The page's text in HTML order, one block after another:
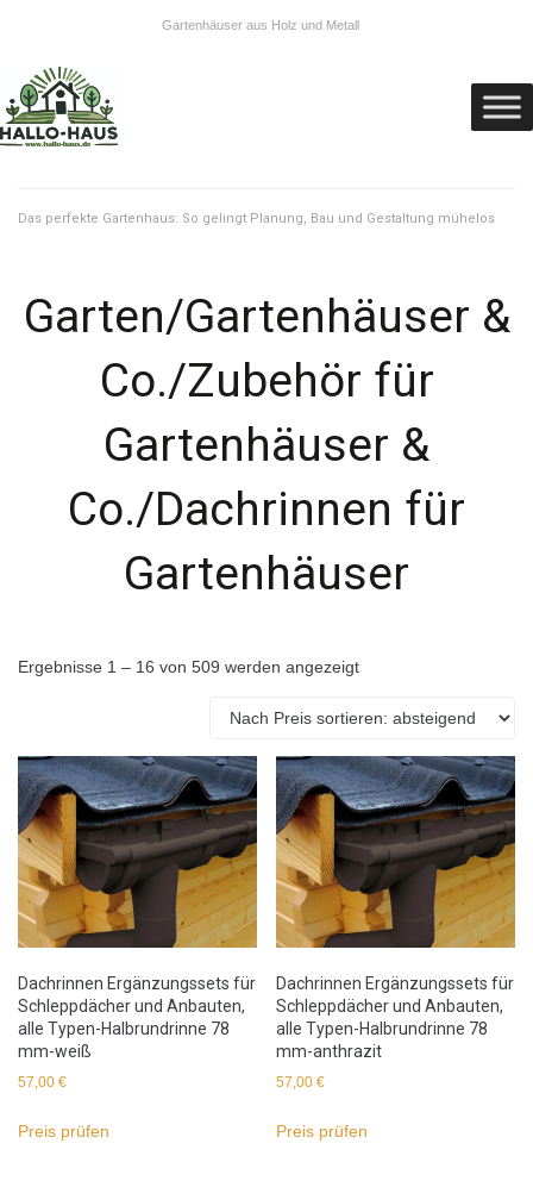
Gartenhäuser aus Holz und Metall
Das perfekte Gartenhaus: So gelingt Planung, Bau und Gestaltung mühelos
Garten/Gartenhäuser &
Co./Zubehör für
Gartenhäuser &
Co./Dachrinnen für
Gartenhäuser
Ergebnisse 1 – 16 von 509 werden angezeigt
Dachrinnen Ergänzungssets für
Schleppdächer und Anbauten,
alle Typen-Halbrundrinne 78
mm-weiß
57,00 €
Preis prüfen
Dachrinnen Ergänzungssets für
Schleppdächer und Anbauten,
alle Typen-Halbrundrinne 78
mm-anthrazit
57,00€
Preis prüfen